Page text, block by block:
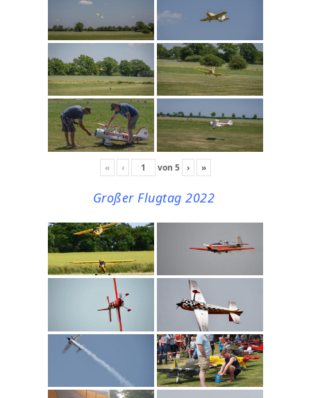
« ‹ von 5 › »
Großer Flugtag 2022